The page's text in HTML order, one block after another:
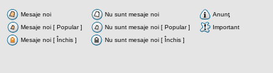
Mesaje noi Nu sunt mesaje noi
Anunţ
Mesaje noi [ Popular ]
Nu sunt mesaje noi [ Popular ]
Important
Mesaje noi [ Închis ]
Nu sunt mesaje noi [ Închis ]